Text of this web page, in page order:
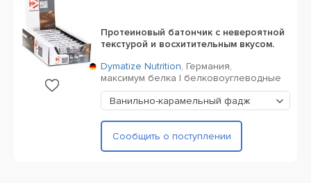
Протеиновый батончик с невероятной
текстурой и восхитительным вкусом.
Dymatize Nutrition, Германия,
максимум белка | белковоуглеводные
Ванильно-карамельный фадж
Сообщить о поступлении